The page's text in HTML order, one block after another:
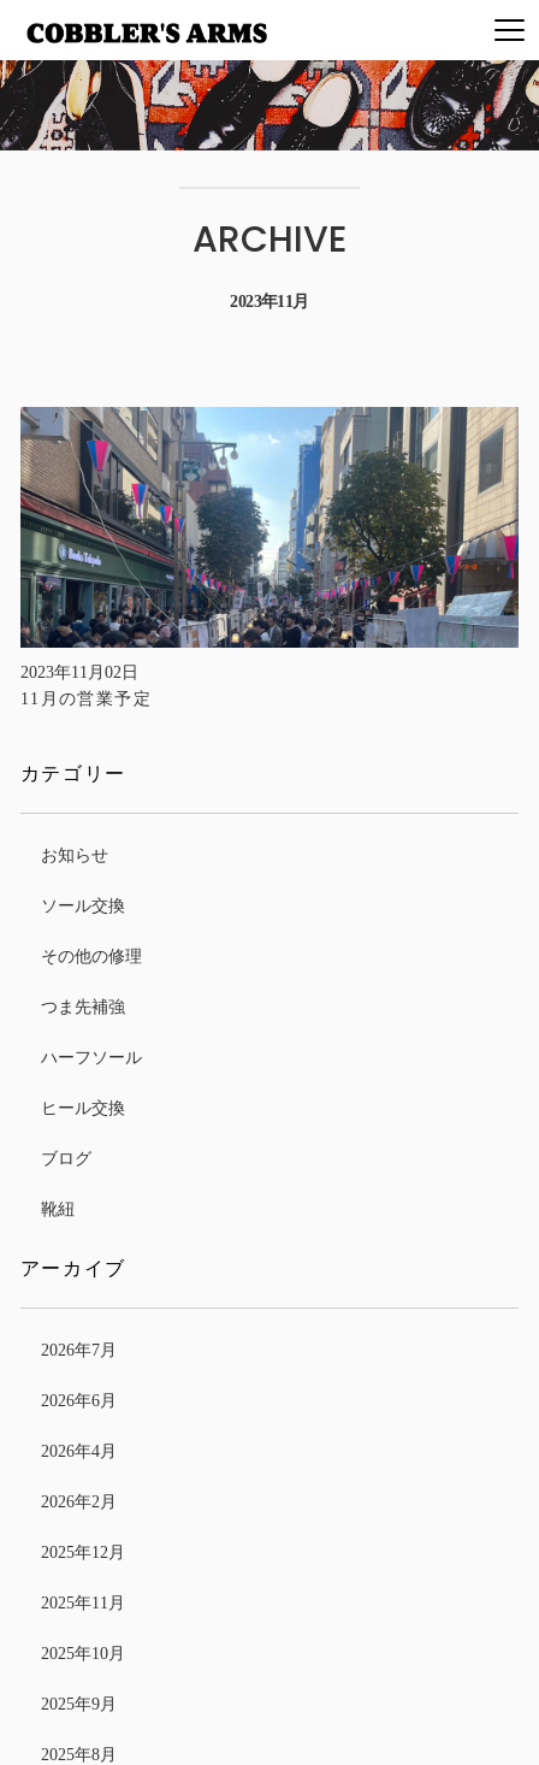
ARCHIVE
2023年11月
2023年11月02日
11月の営業予定
カテゴリー
お知らせ
ソール交換
その他の修理
つま先補強
ハーフソール
ヒール交換
ブログ
靴紐
アーカイブ
2026年7月
2026年6月
2026年4月
2026年2月
2025年12月
2025年11月
2025年10月
2025年9月
2025年8月